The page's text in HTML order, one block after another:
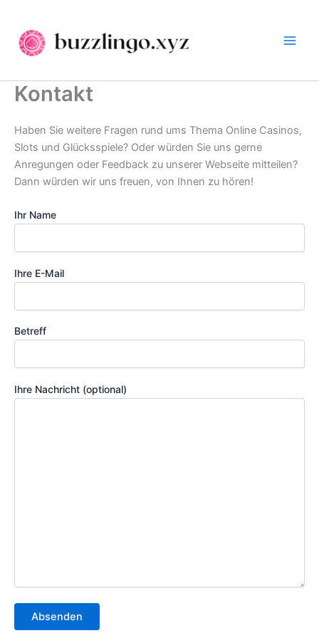
springen
Kontakt
Haben Sie weitere Fragen rund ums Thema Online Casinos,
Slots und Glücksspiele? Oder würden Sie uns gerne
Anregungen oder Feedback zu unserer Webseite mitteilen?
Dann würden wir uns freuen, von Ihnen zu hören!
Ihr Name
Ihre E-Mail
Betreff
Ihre Nachricht (optional)